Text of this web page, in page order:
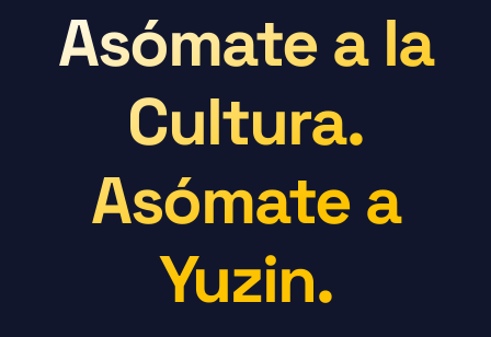
Asómate a la
Cultura.
Asómate a
Yuzin.